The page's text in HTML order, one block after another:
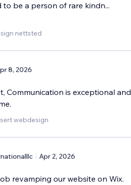
be a person of rare kindn...
nettsted
8, 2026
Communication is exceptional and
webdesign
Apr 2, 2026
revamping our website on Wix.